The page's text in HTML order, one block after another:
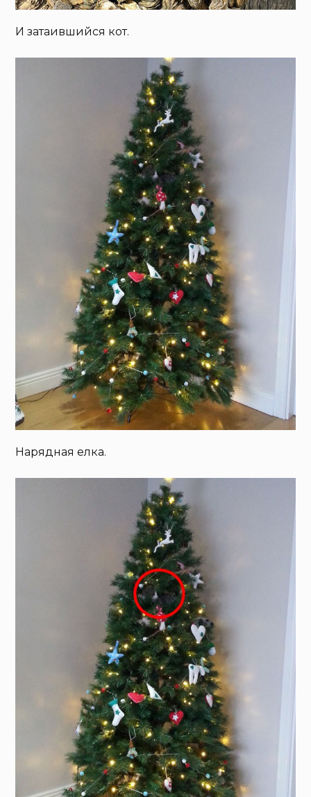
И затаившийся кот.
Нарядная елка.